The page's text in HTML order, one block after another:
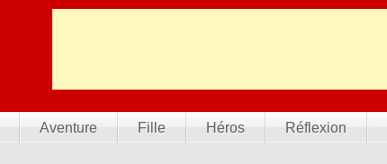
Aventure Fille Héros
Réflexion